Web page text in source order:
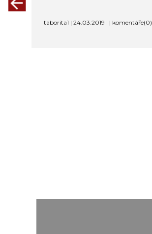
taborita1 | 24.03.2019 | | komentáře(0)